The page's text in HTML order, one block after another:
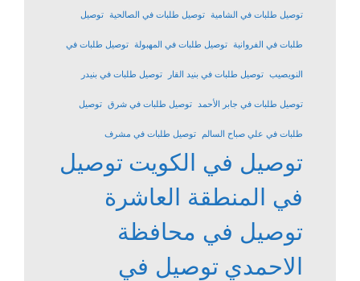
توصيل طلبات في الشامية توصيل طلبات في الصالحية توصيل
طلبات في الفروانية توصيل طلبات في المهبولة توصيل طلبات في
النويصيب توصيل طلبات في بنيد القار توصيل طلبات في بنيدر
توصيل طلبات في جابر الأحمد توصيل طلبات في شرق توصيل
طلبات في علي صباح السالم توصيل طلبات في مشرف
توصيل في الكويت توصيل
في المنطقة العاشرة
توصيل في محافظة
الاحمدي توصيل في